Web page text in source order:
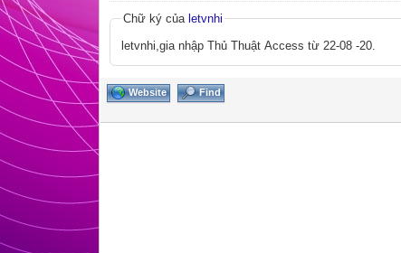
Chữ ký của letvnhi
letvnhi,gia nhập Thủ Thuật Access từ 22-08 -20.
Website Find